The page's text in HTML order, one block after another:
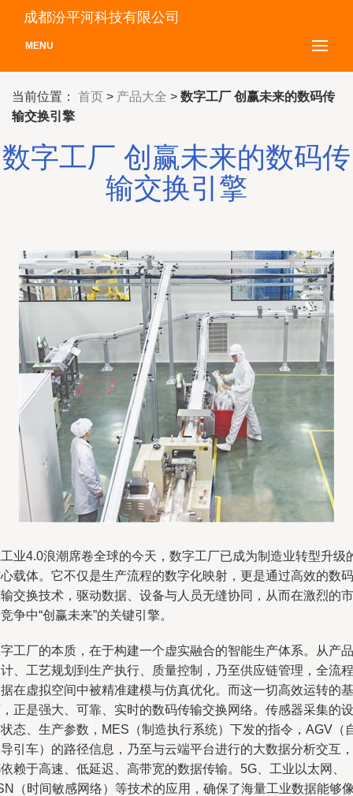
成都汾平河科技有限公司
MENU
当前位置： 首页 > 产品大全 > 数字工厂 创赢未来的数码传
输交换引擎
数字工厂 创赢未来的数码传
输交换引擎
业4.0浪潮席卷全球的今天，数字工厂已成为制造业转型升级
载体。它不仅是生产流程的数字化映射，更是通过高效的数码
交换技术，驱动数据、设备与人员无缝协同，从而在激烈的市
争中“创赢未来”的关键引擎。
工厂的本质，在于构建一个虚实融合的智能生产体系。从产品
、工艺规划到生产执行、质量控制，乃至供应链管理，全流程
在虚拟空间中被精准建模与仿真优化。而这一切高效运转的基
正是强大、可靠、实时的数码传输交换网络。传感器采集的设
态、生产参数，MES（制造执行系统）下发的指令，AGV（
引车）的路径信息，乃至与云端平台进行的大数据分析交互，
赖于高速、低延迟、高带宽的数据传输。5G、工业以太网、
（时间敏感网络）等技术的应用，确保了海量工业数据能够